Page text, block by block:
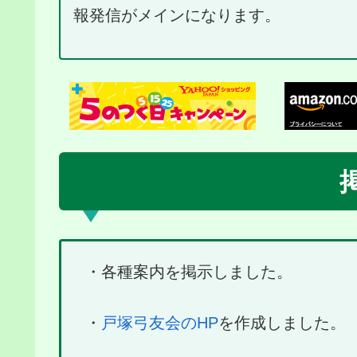
報発信がメインになります。
・各種案内を掲示しました。
・ 戸塚弓友会のHPを作成しました。